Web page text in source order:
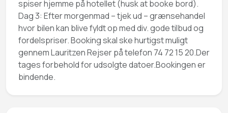
spiser hjemme på hotellet (husk at booke bord).
Dag 3: Efter morgenmad – tjek ud – grænsehandel
hvor bilen kan blive fyldt op med div. gode tilbud og
fordelspriser. Booking skal ske hurtigst muligt
gennem Lauritzen Rejser på telefon 74 72 15 20.Der
tages forbehold for udsolgte datoer.Bookingen er
bindende.